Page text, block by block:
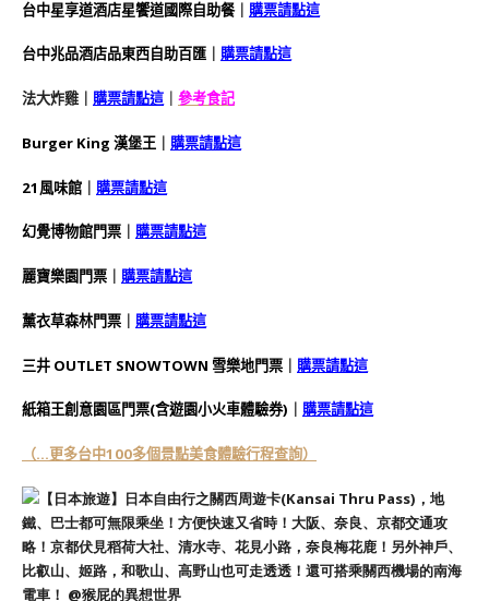
台中星享道酒店星饗道國際自助餐｜ 購票請點這
台中兆品酒店品東西自助百匯｜ 購票請點這
法大炸雞 ｜ 購票請點這 ｜ 參考食記
Burger King 漢堡王 ｜ 購票請點這
21風味館 ｜ 購票請點這
幻覺博物館門票 購票請點這
麗寶樂園門票 ｜ 購票請點這
薰衣草森林門票 ｜ 購票請點這
三井 OUTLET SNOWTOWN 雪樂地門票｜ 購票請點這
紙箱王創意園區門票(含遊園小火車體驗券)｜ 購票請點這
（…更多台中100多個景點美食體驗行程查詢）